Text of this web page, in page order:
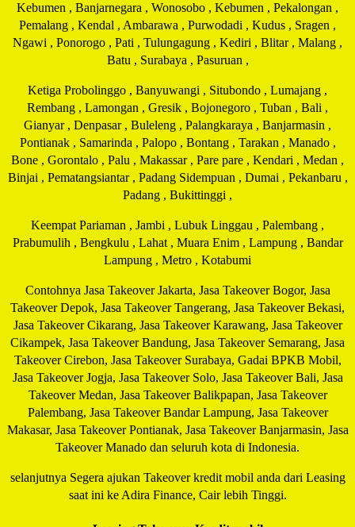
Kebumen , Banjarnegara , Wonosobo , Kebumen , Pekalongan ,
Pemalang , Kendal , Ambarawa , Purwodadi , Kudus , Sragen ,
Ngawi , Ponorogo , Pati , Tulungagung , Kediri , Blitar , Malang ,
Batu , Surabaya , Pasuruan ,
Ketiga Probolinggo , Banyuwangi , Situbondo , Lumajang ,
Rembang , Lamongan , Gresik , Bojonegoro , Tuban , Bali ,
Gianyar , Denpasar , Buleleng , Palangkaraya , Banjarmasin ,
Pontianak , Samarinda , Palopo , Bontang , Tarakan , Manado ,
Bone , Gorontalo , Palu , Makassar , Pare pare , Kendari , Medan ,
Binjai , Pematangsiantar , Padang Sidempuan , Dumai , Pekanbaru ,
Padang , Bukittinggi ,
Keempat Pariaman , Jambi , Lubuk Linggau , Palembang ,
Prabumulih , Bengkulu , Lahat , Muara Enim , Lampung , Bandar
Lampung , Metro , Kotabumi
Contohnya Jasa Takeover Jakarta, Jasa Takeover Bogor, Jasa
Takeover Depok, Jasa Takeover Tangerang, Jasa Takeover Bekasi,
Jasa Takeover Cikarang, Jasa Takeover Karawang, Jasa Takeover
Cikampek, Jasa Takeover Bandung, Jasa Takeover Semarang, Jasa
Takeover Cirebon, Jasa Takeover Surabaya, Gadai BPKB Mobil,
Jasa Takeover Jogja, Jasa Takeover Solo, Jasa Takeover Bali, Jasa
Takeover Medan, Jasa Takeover Balikpapan, Jasa Takeover
Palembang, Jasa Takeover Bandar Lampung, Jasa Takeover
Makasar, Jasa Takeover Pontianak, Jasa Takeover Banjarmasin, Jasa
Takeover Manado dan seluruh kota di Indonesia.
selanjutnya Segera ajukan Takeover kredit mobil anda dari Leasing
saat ini ke Adira Finance, Cair lebih Tinggi.